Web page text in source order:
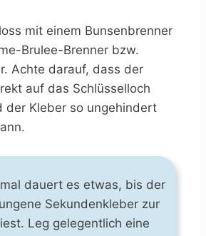
mit einem Bunsenbrenner
Brulee-Brenner bzw.
Achte darauf, dass der
auf das Schlüsselloch
der Kleber so ungehindert
dauert es etwas, bis der
Sekundenkleber zur
Leg gelegentlich eine